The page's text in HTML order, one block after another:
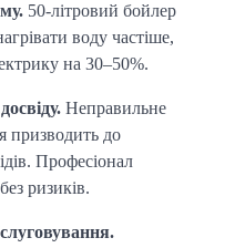
50-літровий бойлер
воду частіше,
на 30–50%.
Неправильне
призводить до
Професіонал
ризиків.